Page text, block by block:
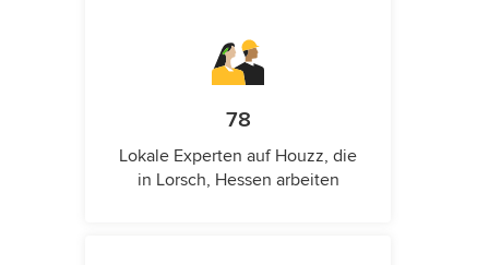
78
Lokale Experten auf Houzz, die
in Lorsch, Hessen arbeiten